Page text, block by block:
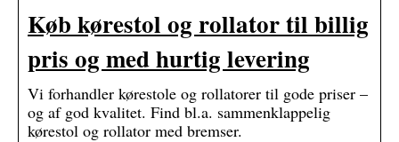
Køb kørestol og rollator til billig
pris og med hurtig levering
Vi forhandler kørestole og rollatorer til gode priser –
og af god kvalitet. Find bl.a. sammenklappelig
kørestol og rollator med bremser.